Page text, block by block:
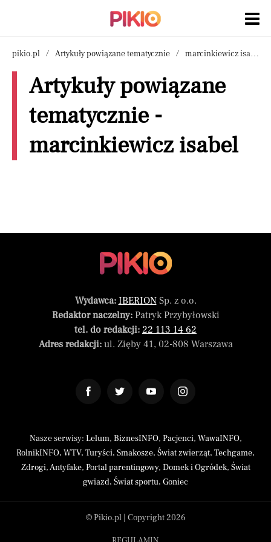
pikio.pl Artykuły powiązane tematycznie marcinkiewicz isabel
Artykuły powiązane
tematycznie -
marcinkiewicz isabel
Wydawca: IBERIONSp. z o.o.
Redaktor naczelny:Patryk Przybyłowski
tel. do redakcji: 22 113 14 62
Adres redakcji:ul. Zięby 41, 02-808 Warszawa
Nasze serwisy: Lelum, BiznesINFO, Pacjenci, WawaINFO,
RolnikINFO, WTV, Turyści, Smakosze, Świat zwierząt, Techgame,
Zdrogi,Antyfake, Portal parentingowy, Domek i Ogródek, Świat
gwiazd, Świat sportu, Goniec
© Pikio.pl | Copyright 2026